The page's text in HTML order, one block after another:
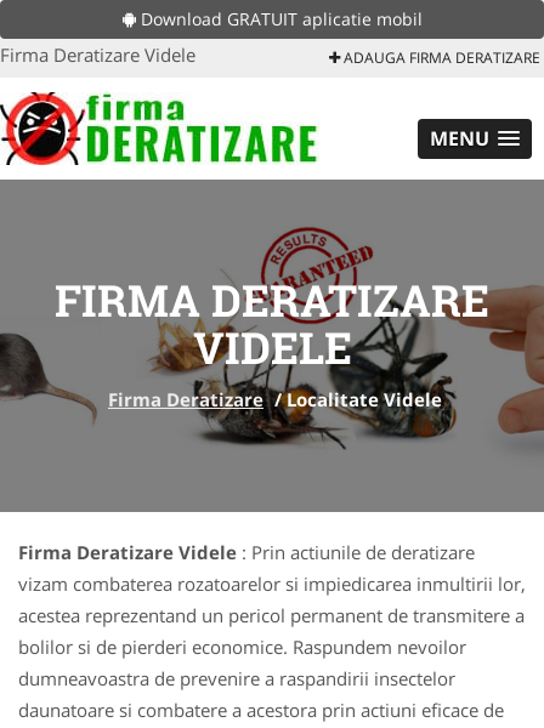
Download GRATUIT aplicatie mobil
Firma Deratizare Videle ADAUGA FIRMA DERATIZARE
MENU
FIRMA DERATIZARE
VIDELE
Firma Deratizare /Localitate Videle
Firma Deratizare Videle : Prin actiunile de deratizare
vizam combaterea rozatoarelor si impiedicarea inmultirii lor,
acestea reprezentand un pericol permanent de transmitere a
bolilor si de pierderi economice. Raspundem nevoilor
dumneavoastra de prevenire a raspandirii insectelor
daunatoare si combatere a acestora prin actiuni eficace de